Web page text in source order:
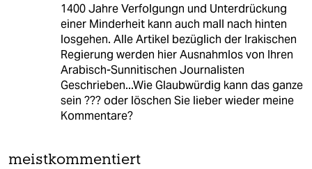
1400 Jahre Verfolgungn und Unterdrückung
einer Minderheit kann auch mall nach hinten
losgehen. Alle Artikel bezüglich der Irakischen
Regierung werden hier Ausnahmlos von Ihren
Arabisch-Sunnitischen Journalisten
Geschrieben...Wie Glaubwürdig kann das ganze
sein ??? oder löschen Sie lieber wieder meine
Kommentare?
meistkommentiert